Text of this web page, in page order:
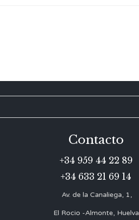
Contacto
+34 959 44 22 89
+34 633 21 69 14
Av. de la Canaliega, 1,
El Rocio -Almonte, Huelva